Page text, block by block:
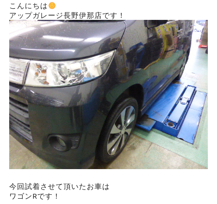
こんにちは
アップガレージ長野伊那店です！
今回試着させて頂いたお車は
ワゴンRです！